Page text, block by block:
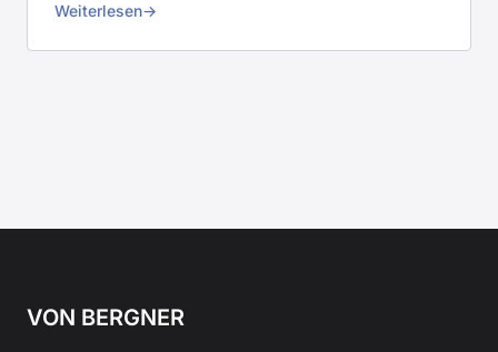
Weiterlesen
VON BERGNER